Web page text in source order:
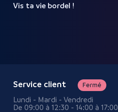
Vis ta vie bordel !
Service client Fermé
Lundi - Mardi - Vendredi
De 09:00 à 12:30 - 14:00 à 17:00